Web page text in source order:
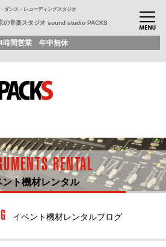
ダンス・レコーディングスタジオ
の音楽スタジオ sound studio PACKS
時間営業 年中無休
RENTAL
ント機材レンタル
イベント機材レンタルブログ